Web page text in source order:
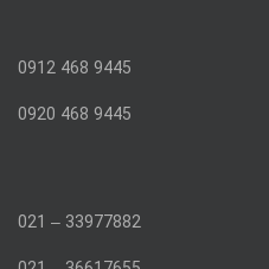
9445 468 0912
9445 468 0920
33977882 – 021